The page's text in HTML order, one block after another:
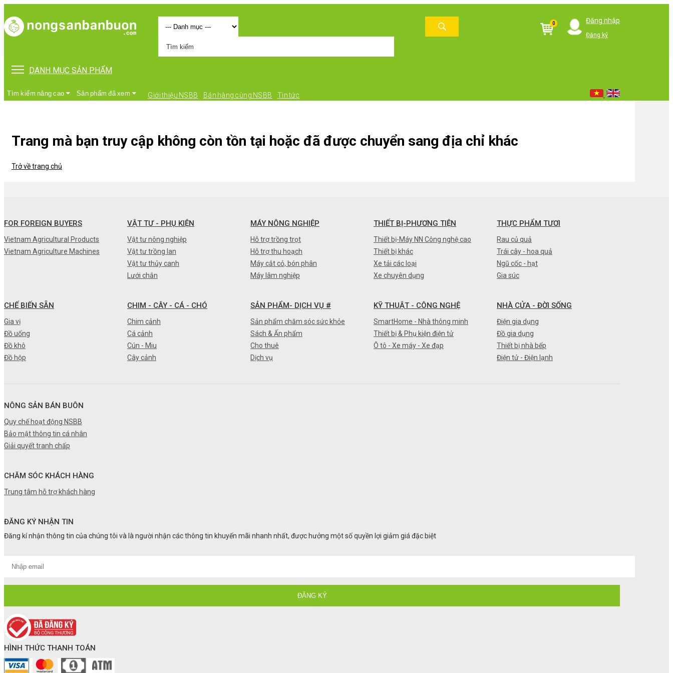
0 Đăng nhập
Đăng ký
DANH MỤC SẢN PHẨM
Tìm kiếm nâng cao Sản phẩm đã xem Giới thiệu NSBB Bán hàng cùng NSBB Tin tức
•
• Máy nông nghiệp
• Thiết bị-Phương tiện
•
• Sản phẩm- Dịch vụ #
• Kỹ thuật - Công nghệ
Trang mà bạn truy cập không còn tồn tại hoặc đã được chuyển sang địa chỉ khác
Trở về trang chủ
FOR FOREIGN BUYERS
Vietnam Agricultural Products
Vietnam Agriculture Machines
VẬT TƯ - PHỤ KIỆN
Vật tư nông nghiệp
Vật tư trồng lan
Vật tư thủy canh
Lưới chắn
MÁY NÔNG NGHIỆP
Hỗ trợ trồng trọt
Hỗ trợ thu hoạch
Máy cắt cỏ, bón phân
Máy lâm nghiệp
THIẾT BỊ-PHƯƠNG TIỆN
Thiết bị-Máy NN Công nghệ cao
Thiết bị khác
Xe tải các loại
Xe chuyên dụng
THỰC PHẨM TƯƠI
Rau củ quả
Trái cây - hoa quả
Ngũ cốc - hạt
Gia súc
CHẾ BIẾN SẴN
Gia vị
Đồ uống
Đồ khô
Đồ hộp
CHIM - CÂY - CÁ - CHÓ
Chim cảnh
Cá cảnh
Cún - Miu
Cây cảnh
SẢN PHẨM- DỊCH VỤ #
Sản phẩm chăm sóc sức khỏe
Sách & Ấn phẩm
Cho thuê
Dịch vụ
KỸ THUẬT - CÔNG NGHỆ
SmartHome - Nhà thông minh
Thiết bị & Phụ kiện điện tử
Ô tô - Xe máy - Xe đạp
NHÀ CỬA - ĐỜI SỐNG
Điện gia dụng
Đồ gia dụng
Thiết bị nhà bếp
Điện tử - Điện lạnh
NÔNG SẢN BÁN BUÔN
Quy chế hoạt động NSBB
Bảo mật thông tin cá nhân
Giải quyết tranh chấp
CHĂM SÓC KHÁCH HÀNG
Trung tâm hỗ trợ khách hàng
ĐĂNG KÝ NHẬN TIN
Đăng kí nhận thông tin của chúng tôi và là người nhận các thông tin khuyến mãi nhanh nhất, được hưởng một số quyền lợi giảm giá đặc biệt
HÌNH THỨC THANH TOÁN